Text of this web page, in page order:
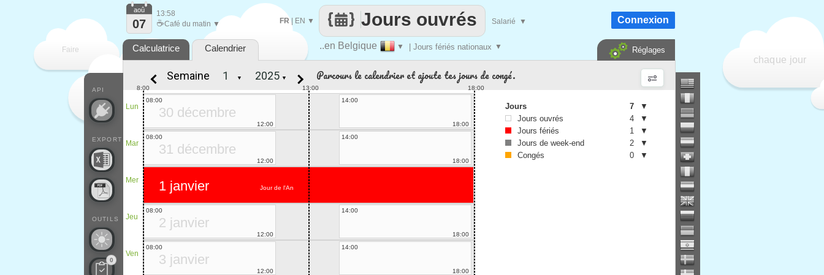
Faire
que
chaque jour
..en Belgique ▼ | Jours fériés nationaux ▼
Jours ouvrés
FR| EN ▼ Salarié ▼
API
EXPORT
OUTILS
0
aoû
07
13:58
☕Café du matin ▼ Connexion
Calculatrice Calendrier Réglages
Semaine ▼ ▼ Parcours le calendrier et ajoute tes jours de congé.
Lun
Mar
Mer
Jeu
Ven
13:00
8:00 18:00
30 décembre
08:00
12:00
14:00
18:00
31 décembre
08:00
12:00
14:00
18:00
Jour de l'An
1 janvier
2 janvier
08:00
12:00
14:00
18:00
3 janvier
08:00
12:00
14:00
18:00
Jours 7
▼
Jours ouvrés
4
▼
Jours fériés
1
▼
Jours de week-end
2
▼
Congés
0 ▼